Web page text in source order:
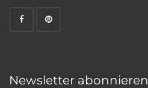
Newsletter abonnieren